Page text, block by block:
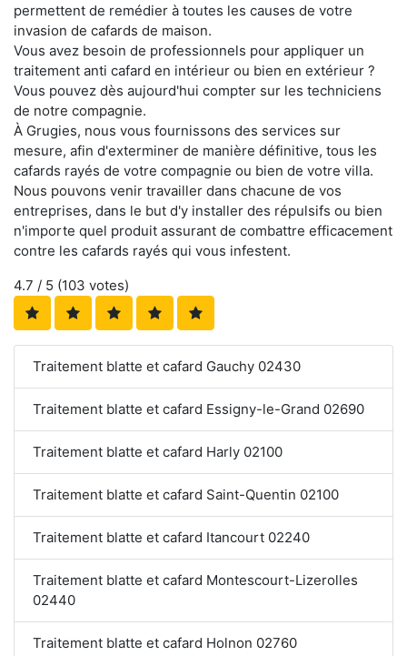
permettent de remédier à toutes les causes de votre
invasion de cafards de maison.
Vous avez besoin de professionnels pour appliquer un
traitement anti cafard en intérieur ou bien en extérieur ?
Vous pouvez dès aujourd'hui compter sur les techniciens
de notre compagnie.
À Grugies, nous vous fournissons des services sur
mesure, afin d'exterminer de manière définitive, tous les
cafards rayés de votre compagnie ou bien de votre villa.
Nous pouvons venir travailler dans chacune de vos
entreprises, dans le but d'y installer des répulsifs ou bien
n'importe quel produit assurant de combattre efficacement
contre les cafards rayés qui vous infestent.
4.7 / 5 (103 votes)
Traitement blatte et cafard Gauchy 02430
Traitement blatte et cafard Essigny-le-Grand 02690
Traitement blatte et cafard Harly 02100
Traitement blatte et cafard Saint-Quentin 02100
Traitement blatte et cafard Itancourt 02240
Traitement blatte et cafard Montescourt-Lizerolles
02440
Traitement blatte et cafard Holnon 02760